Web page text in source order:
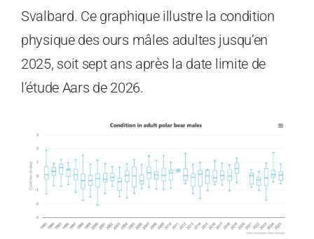
Svalbard. Ce graphique illustre la condition
physique des ours mâles adultes jusqu’en
2025, soit sept ans après la date limite de
l’étude Aars de 2026.